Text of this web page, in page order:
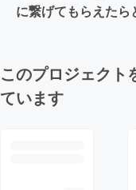
に繋げてもらえたら
このプロジェクト
ています